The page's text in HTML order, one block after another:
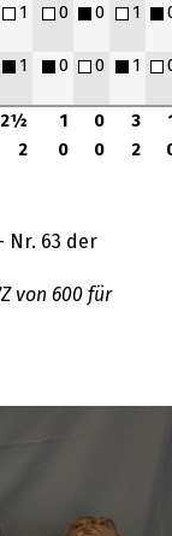
2½ 1 0 3
2 0 0 2
1 0 0 1
1 0 0 1
Nr. 63 der
von 600 für